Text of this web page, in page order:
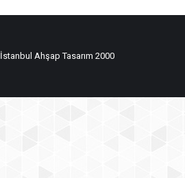
İstanbul Ahşap Tasarım 2000